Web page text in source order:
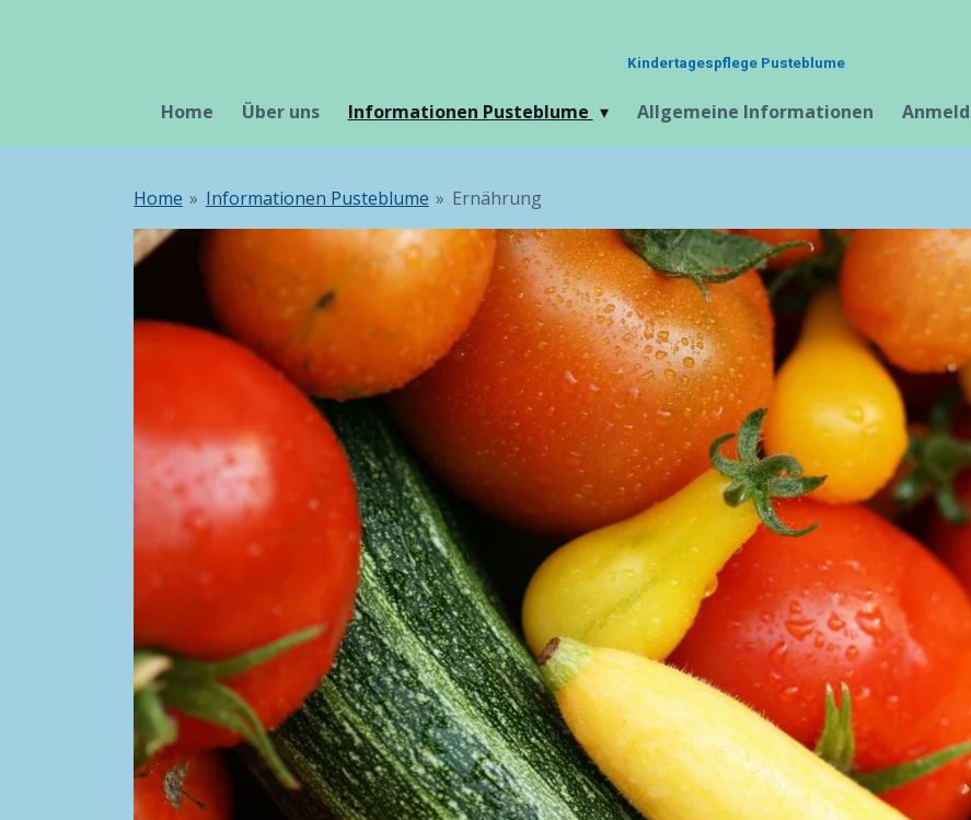
Kindertagespflege Pusteblume
Home Über uns Informationen Pusteblume Allgemeine Informationen
Home » Informationen Pusteblume » Ernährung